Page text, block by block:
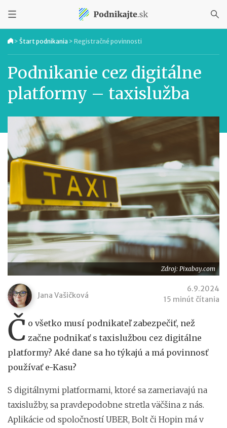
> Štart podnikania > Registračné povinnosti
Podnikanie cez digitálne
platformy – taxislužba
Zdroj: Pixabay.com
Jana Vašičková
6.9.2024
15 minút čítania
Č o všetko musí podnikateľ zabezpečiť, než
začne podnikať s taxislužbou cez digitálne
platformy? Aké dane sa ho týkajú a má povinnosť
používať e-Kasu?
S digitálnymi platformami, ktoré sa zameriavajú na
taxislužby, sa pravdepodobne stretla väčšina z nás.
Aplikácie od spoločností UBER, Bolt či Hopin má v